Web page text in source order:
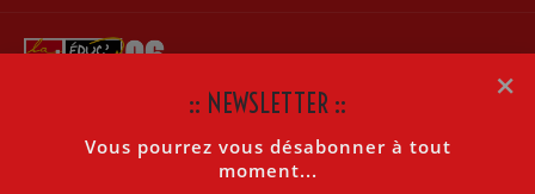
MOUVEMENT INTRA 1ER DEGRÉ 2026: FOIRE AUX
×
:: NEWSLETTER ::
Vous pourrez vous désabonner à tout
moment...